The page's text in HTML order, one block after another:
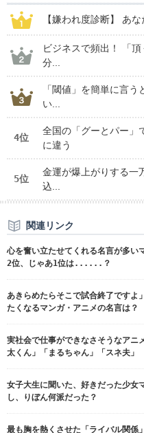
【嫌われ度診断】 あ
ビジネスで頻出！ 「
分...
「閾値」を簡単に言
い...
4位
全国の「グーとパー」
に違う
5位
金運が爆上がりする一
込...
関連リンク
心を奮い立たせてくれる名言が多
2位、じゃあ1位は......？
あきらめたらそこで試合終了ですよ
たくなるマンガ・アニメの名言は？
実社会で仕事ができなさそうなアニ
太くん」「まるちゃん」「スネ夫」
女子大生に聞いた、好きだった少女
し、りぼん何派だった？
最も胸を熱くさせた「ライバル関係